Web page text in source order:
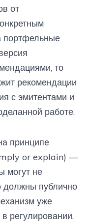
от
портфельные
то
рекомендации
с эмитентами и
работе.
принципе
or explain) —
могут не
должны публично
уже
регулировании,